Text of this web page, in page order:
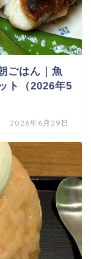
ごはん｜魚
ト（2026年5
2026年6月29日